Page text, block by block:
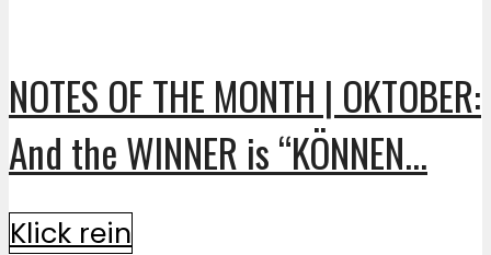
NOTES OF THE MONTH | OKTOBER:
And the WINNER is “KÖNNEN...
Klick rein